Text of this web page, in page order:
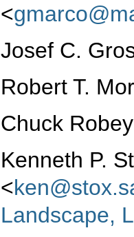
<
Josef C.
Robert T.
Chuck
Kenneth P.
<
Landscape,